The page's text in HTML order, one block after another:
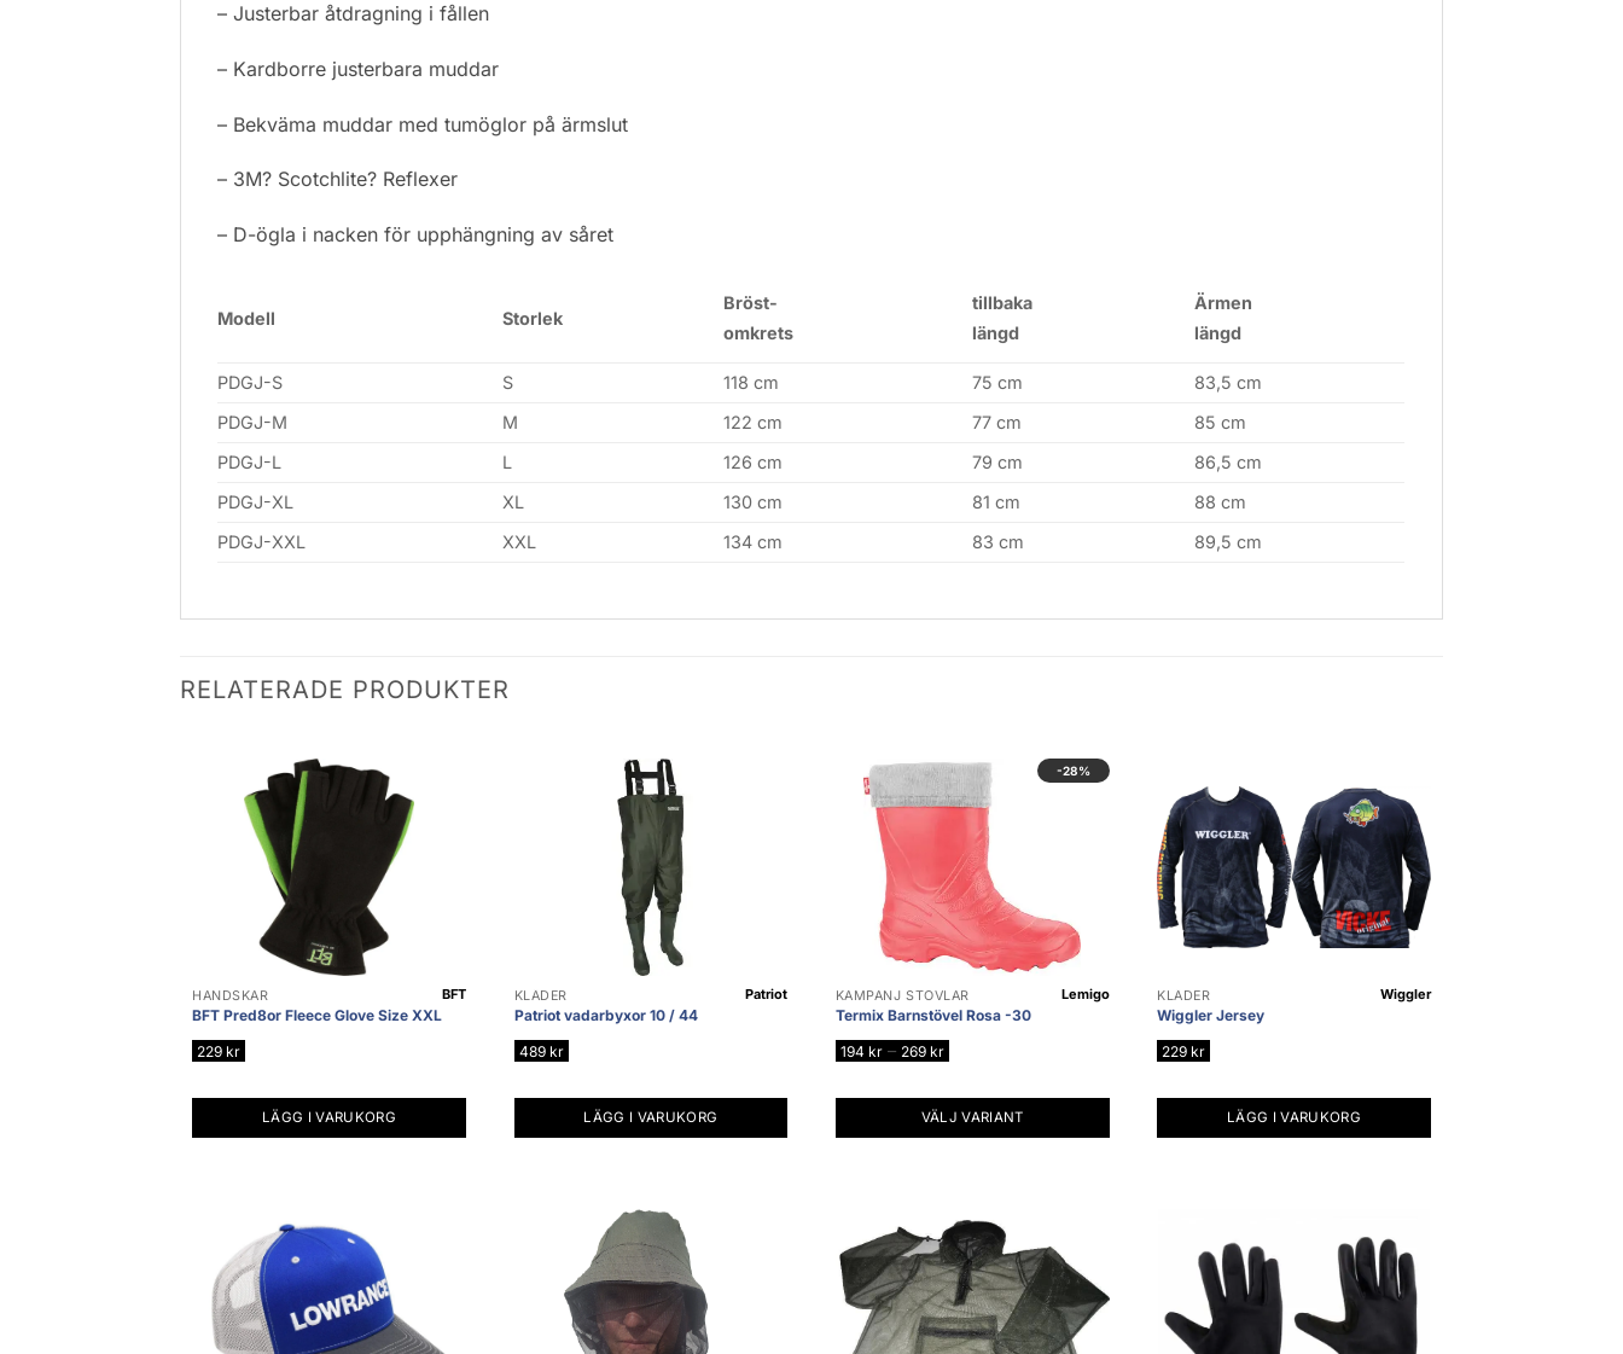
– Justerbar åtdragning i fållen
– Kardborre justerbara muddar
– Bekväma muddar med tumöglor på ärmslut
– 3M? Scotchlite? Reflexer
– D-ögla i nacken för upphängning av såret
Modell Storlek
Bröst-
omkrets
tillbaka
längd
Ärmen
längd
PDGJ-S S 118 cm 75 cm
83,5 cm
PDGJ-M
M 122 cm 77 cm
85 cm
PDGJ-L
L 126 cm 79 cm
86,5 cm
PDGJ-XL
XL 130 cm 81 cm
88 cm
PDGJ-XXL
XXL 134 cm 83 cm 89,5 cm
RELATERADE PRODUKTER
HANDSKAR
BFT Pred8or Fleece Glove Size XXL
BFT
229 kr
LÄGG I VARUKORG
KLÄDER
Patriot vadarbyxor 10 / 44
Patriot
489 kr
LÄGG I VARUKORG
-28%
KAMPANJ STÖVLAR
Termix Barnstövel Rosa -30
Lemigo
194 kr – 269 krPrisintervall:
194 kr
269 kr
VÄLJ VARIANT
flera
varianter.
olika
KLÄDER
Wiggler Jersey
Wiggler
229 kr
LÄGG I VARUKORG